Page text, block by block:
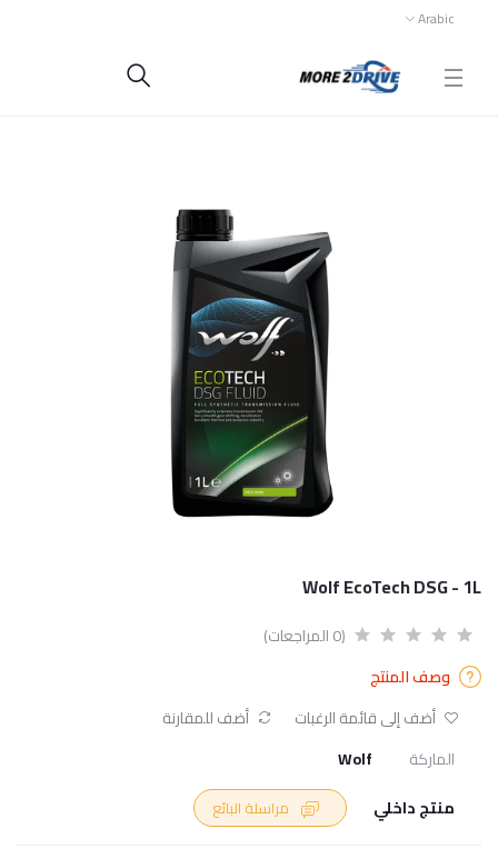
Arabic
Wolf EcoTech DSG - 1L
(0 المراجعات)
وصف المنتج
أضف إلى قائمة الرغبات
أضف للمقارنة
الماركة
Wolf
منتج داخلي